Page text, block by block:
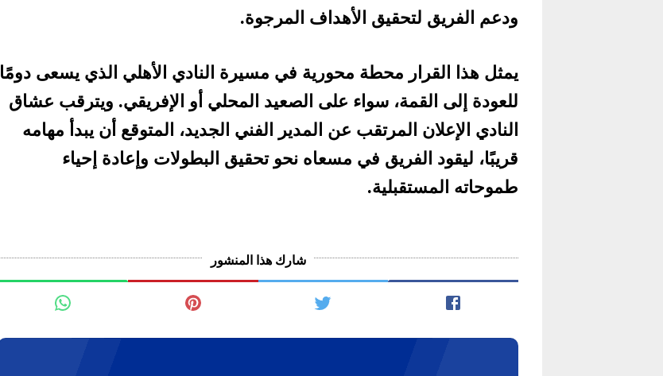
ودعم الفريق لتحقيق الأهداف المرجوة.
يمثل هذا القرار محطة محورية في مسيرة النادي الأهلي الذي يسعى دومًا
للعودة إلى القمة، سواء على الصعيد المحلي أو الإفريقي. ويترقب عشاق
النادي الإعلان المرتقب عن المدير الفني الجديد، المتوقع أن يبدأ مهامه
قريبًا، ليقود الفريق في مسعاه نحو تحقيق البطولات وإعادة إحياء
طموحاته المستقبلية.
شارك هذا المنشور